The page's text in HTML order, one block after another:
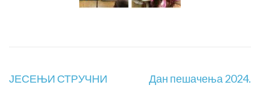
ЈЕСЕЊИ СТРУЧНИ
Дан пешачења 2024.